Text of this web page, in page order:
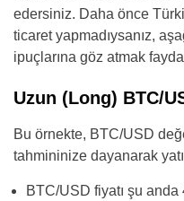
edersiniz. Daha önce
ticaret yapmadıysanız,
ipuçlarına göz atmak
Uzun (Long) BTC/
Bu örnekte, BTC/USD
tahmininize dayanarak
BTC/USD fiyatı şu